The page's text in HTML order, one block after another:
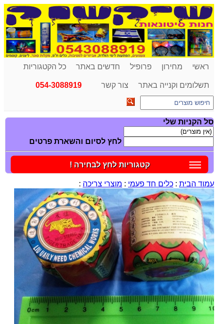
ראשי מחירון פרופיל חדשים באתר כל הקטגוריות
תשלומים וקנייה באתר צור קשר 054-3088919
סל הקניות שלי
לחץ לסיום והשארת פרטים
קטגוריות לחץ לבחירה !
עמוד הבית : כלים חד פעמי : מוצרי צריכה :